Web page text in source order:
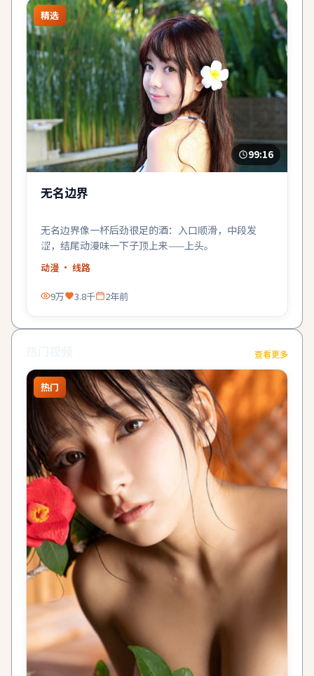
精选
99:16
无名边界
无名边界像一杯后劲很足的酒：入口顺滑，中段发
涩，结尾动漫味一下子顶上来——上头。
动漫 · 线路
9万 3.8千 2年前
查看更多
热门